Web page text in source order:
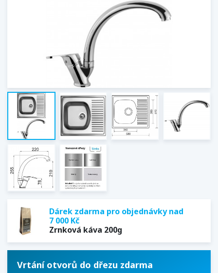
Dárek zdarma pro objednávky nad
7 000 Kč
Zrnková káva 200g
Vrtání otvorů do dřezu zdarma